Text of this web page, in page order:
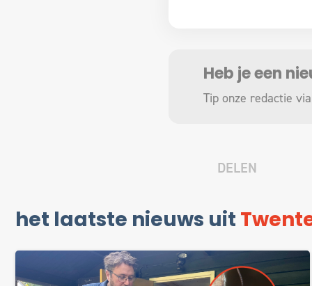
Heb je een
Tip onze redactie
DELEN
het laatste nieuws uit